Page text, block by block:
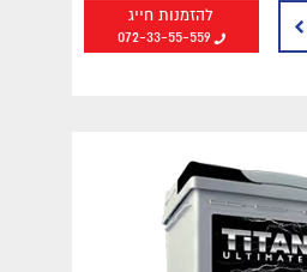
להזמנות חייג
072-33-55-559